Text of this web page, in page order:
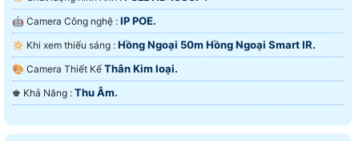
🤖️ Camera Công nghệ : IP POE.
🔅 Khi xem thiếu sáng : Hồng Ngoại 50m Hồng Ngoại Smart IR.
🎨 Camera Thiết Kế Thân Kim loại.
️♚ Khả Năng : Thu Âm.